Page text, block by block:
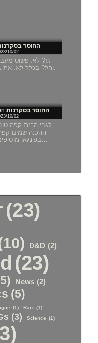
החוסר
10/02
גז? לא. פשוט
והל? בכלל לא. את גם מוזמנת לנסות אצלנו.
החוסר בסקרנות
10/02
לגבי הכנת קפה
ההכנה שמים
(23)
D&D (2)
(23)
News (2)
(5)
(1) Rant (1)
(3) Science (1)